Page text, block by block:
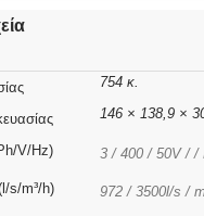
754 κ.
146 × 138,9 ×
V/Hz) 3 / 400 / 50V / /
s/m³/h) 972 / 3500l/s /